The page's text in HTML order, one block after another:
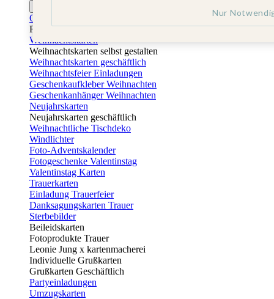
Osterkarten
Fotogeschenke zu Ostern
Weihnachtskarten
Weihnachtskarten selbst gestalten
Weihnachtskarten geschäftlich
Weihnachtsfeier Einladungen
Geschenkaufkleber Weihnachten
Geschenkanhänger Weihnachten
Neujahrskarten
Neujahrskarten geschäftlich
Weihnachtliche Tischdeko
Windlichter
Foto-Adventskalender
Fotogeschenke Valentinstag
Valentinstag Karten
Trauerkarten
Einladung Trauerfeier
Danksagungskarten Trauer
Sterbebilder
Beileidskarten
Fotoprodukte Trauer
Leonie Jung x kartenmacherei
Individuelle Grußkarten
Grußkarten Geschäftlich
Partyeinladungen
Umzugskarten
Nur